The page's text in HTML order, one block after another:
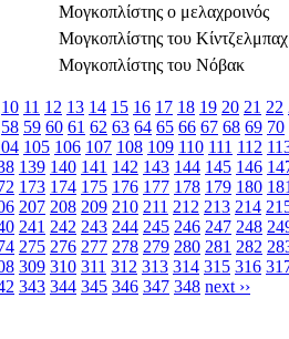
Μογκοπλίστης ο μελαχροινός
Μογκοπλίστης του Κίντζελμπαχ
Μογκοπλίστης του Νόβακ
10 11 12 13 14 15 16 17 18 19 20 21 22
58 59 60 61 62 63 64 65 66 67 68 69 70
105 106 107 108 109 110 111 112
139 140 141 142 143 144 145 146
173 174 175 176 177 178 179 180
207 208 209 210 211 212 213 214
241 242 243 244 245 246 247 248
275 276 277 278 279 280 281 282
309 310 311 312 313 314 315 316
343 344 345 346 347 348 next ››